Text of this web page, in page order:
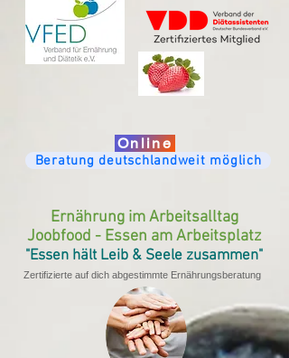
Online
Beratung deutschlandweit möglich
Ernährung im Arbeitsalltag
Joobfood - Essen am Arbeitsplatz
"Essen hält Leib & Seele zusammen"
Zertifizierte auf dich abgestimmte Ernährungsberatung